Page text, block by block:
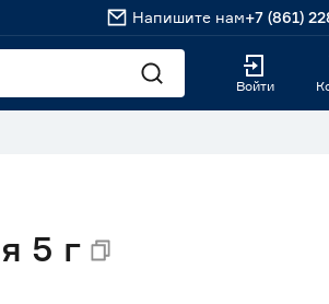
Напишите нам+7 (861)
Войти
5 г